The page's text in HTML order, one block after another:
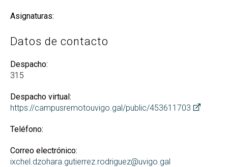
Asignaturas:
Datos de contacto
Despacho:
315
Despacho virtual:
https://campusremotouvigo.gal/public/453611703
Teléfono:
Correo electrónico:
ixchel.dzohara.gutierrez.rodriguez@uvigo.gal